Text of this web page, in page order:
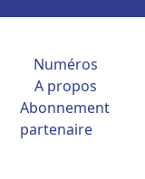
Numéros
A propos
Abonnement
partenaire